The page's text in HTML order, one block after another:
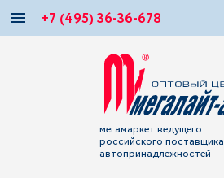
+7 (495) 36-36-678
мегамаркет ведущего
российского поставщика
автопринадлежностей